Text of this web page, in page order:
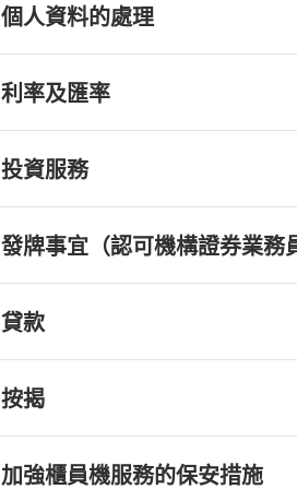
個人資料的處理
利率及匯率
投資服務
發牌事宜（認可機構證券業務
貸款
按揭
加強櫃員機服務的保安措施